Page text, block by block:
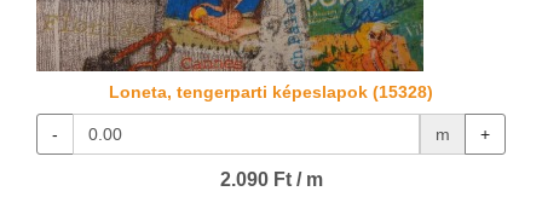
Loneta, tengerparti képeslapok (15328)
- m +
2.090 Ft / m